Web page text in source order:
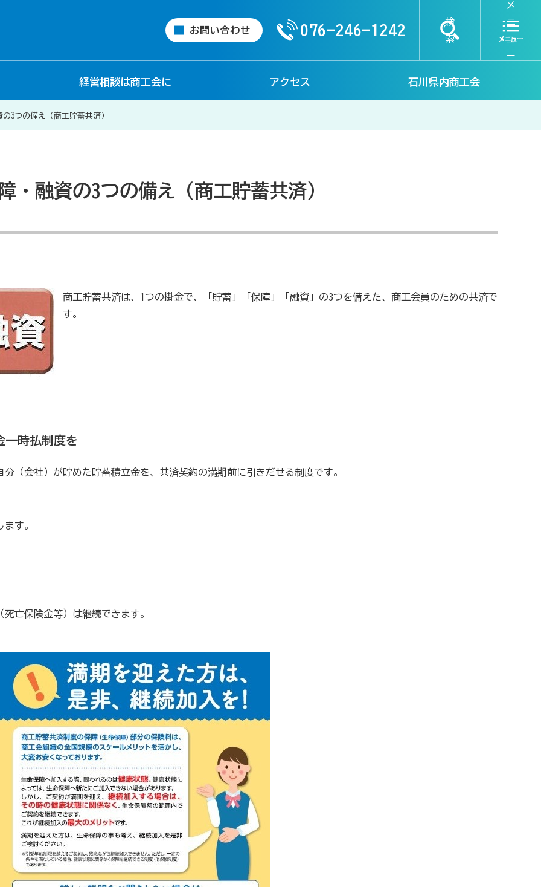
お問い合わせ 076-246-1242
検
索
メ
ニ
ュ
ー
経営相談は商工会に アクセス 石川県内商工会
3つの備え（商工貯蓄共済）
・融資の3つの備え（商工貯蓄共済）
商工貯蓄共済は、1つの掛金で、「貯蓄」「保障」「融資」の3つを備えた、商工会員のための共済で
す。
一時払制度を
（会社）が貯めた貯蓄積立金を、共済契約の満期前に引きだせる制度です。
す。
亡保険金等）は継続できます。
蓄共済） 死亡保険金(最高6千万円)の掛捨共済・福祉共済「生命」保障
共済）
海外PL保険(国内補償は、ビジネス総合保険へ）
工会の支援事例～
ついて 女性部について